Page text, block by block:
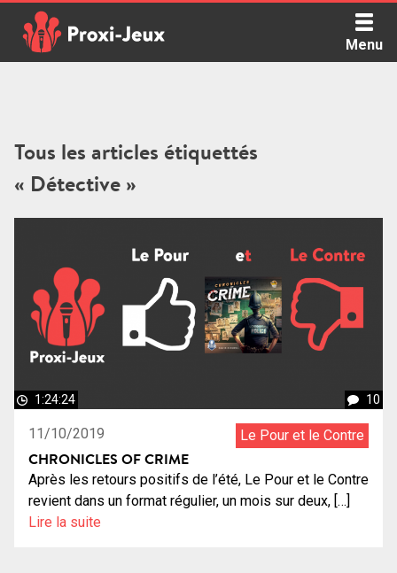
content
Menu
Tous les articles étiquettés
« Détective »
1:24:24 10
11/10/2019 Le Pour et le Contre
CHRONICLES OF CRIME
Après les retours positifs de l’été, Le Pour et le Contre
revient dans un format régulier, un mois sur deux, […]
Lire la suite